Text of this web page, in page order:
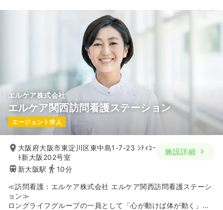
エルケア株式会社
エルケア関西訪問看護ステーション
エージェント求人
大阪府大阪市東淀川区東中島1-7-23 ｼﾃｨｺｰ
ﾄ新大阪202号室
新大阪駅
10分
施設詳細
≪訪問看護：エルケア株式会社 エルケア関西訪問看護ステーシ
ョン≫
ロングライフグループの一員として「心が動けば体が動く」を